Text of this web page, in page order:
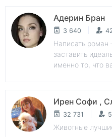
Адерин Бран
3 640
Написать роман
заставить
именно то, что
Ирен Софи ,
32 731
Животные